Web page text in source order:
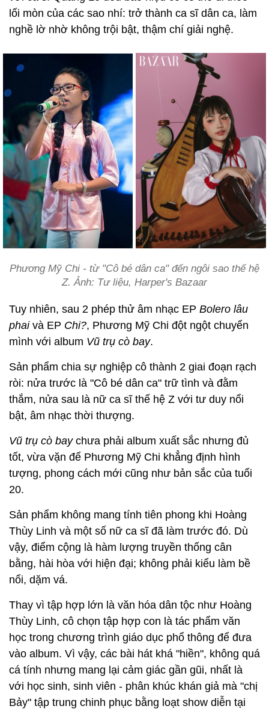
lối mòn của các sao nhí: trở thành ca sĩ dân ca, làm
nghề lờ nhờ không trội bật, thậm chí giải nghệ.
Phương Mỹ Chi - từ "Cô bé dân ca" đến ngôi sao thế hệ
Z. Ảnh: Tư liệu, Harper's Bazaar
Tuy nhiên, sau 2 phép thử âm nhạc EP Bolero lâu
phai và EP Chi?, Phương Mỹ Chi đột ngột chuyển
mình với album Vũ trụ cò bay.
Sản phẩm chia sự nghiệp cô thành 2 giai đoạn rạch
ròi: nửa trước là "Cô bé dân ca" trữ tình và đằm
thắm, nửa sau là nữ ca sĩ thế hệ Z với tư duy nổi
bật, âm nhạc thời thượng.
Vũ trụ cò baychưa phải album xuất sắc nhưng đủ
tốt, vừa vặn để Phương Mỹ Chi khẳng định hình
tượng, phong cách mới cũng như bản sắc của tuổi
20.
Sản phẩm không mang tính tiên phong khi Hoàng
Thùy Linh và một số nữ ca sĩ đã làm trước đó. Dù
vậy, điểm cộng là hàm lượng truyền thống cân
bằng, hài hòa với hiện đại; không phải kiểu làm bề
nổi, dặm vá.
Thay vì tập hợp lớn là văn hóa dân tộc như Hoàng
Thùy Linh, cô chọn tập hợp con là tác phẩm văn
học trong chương trình giáo dục phổ thông để đưa
vào album. Vì vậy, các bài hát khá "hiền", không quá
cá tính nhưng mang lại cảm giác gần gũi, nhất là
với học sinh, sinh viên - phân khúc khán giả mà "chị
Bảy" tập trung chinh phục bằng loạt show diễn tại